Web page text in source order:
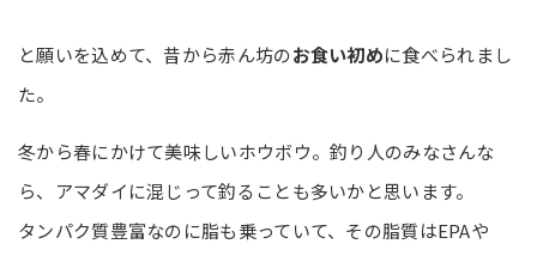
と願いを込めて、昔から赤ん坊のお食い初めに食べられまし
た。
冬から春にかけて美味しいホウボウ。釣り人のみなさんな
ら、アマダイに混じって釣ることも多いかと思います。
タンパク質豊富なのに脂も乗っていて、その脂質はEPAや